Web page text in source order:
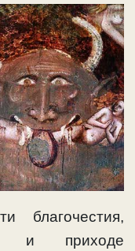
благочестия,
и приходе